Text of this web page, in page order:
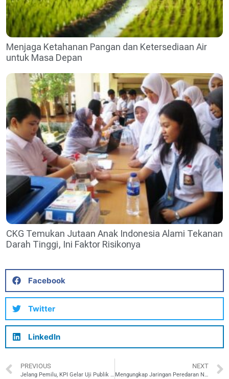
Menjaga Ketahanan Pangan dan Ketersediaan Air
untuk Masa Depan
CKG Temukan Jutaan Anak Indonesia Alami Tekanan
Darah Tinggi, Ini Faktor Risikonya
Facebook
Twitter
LinkedIn
PREVIOUS
Jelang Pemilu, KPI Gelar Uji Publik RPKPI Tentang Pengawasan Pemberitaan, Penyiaran, dan Iklan Kampanye
NEXT
Mengungkap Jaringan Peredaran Narkoba di Tulungagung